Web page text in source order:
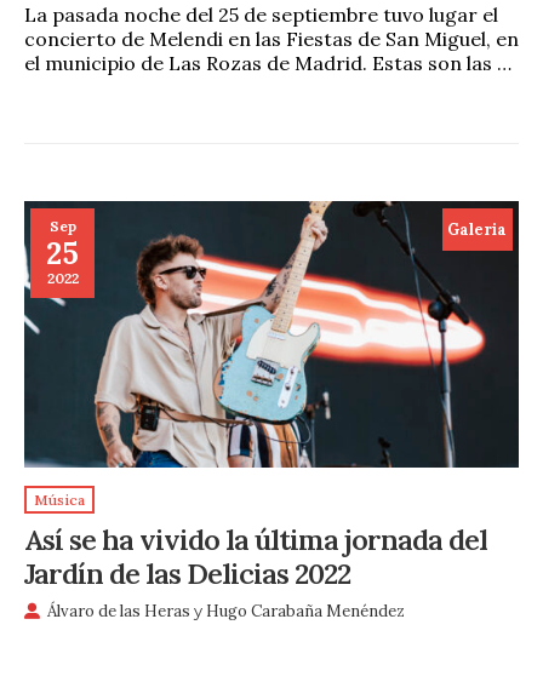
La pasada noche del 25 de septiembre tuvo lugar el
concierto de Melendi en las Fiestas de San Miguel, en
el municipio de Las Rozas de Madrid. Estas son las …
Sep
25
2022
Galeria
Música
Así se ha vivido la última jornada del
Jardín de las Delicias 2022
Álvaro de las Heras y Hugo Carabaña Menéndez